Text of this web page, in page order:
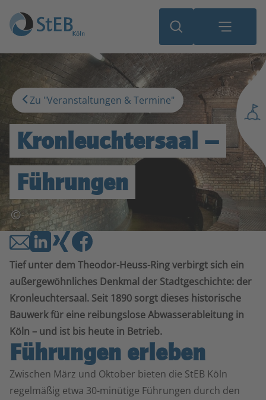
Zu "Veranstaltungen & Termine"
Kronleuchtersaal –
Führungen
©
Tief unter dem Theodor-Heuss-Ring verbirgt sich ein
außergewöhnliches Denkmal der Stadtgeschichte: der
Kronleuchtersaal. Seit 1890 sorgt dieses historische
Bauwerk für eine reibungslose Abwasserableitung in
Köln – und ist bis heute in Betrieb.
Führungen erleben
Zwischen März und Oktober bieten die StEB Köln
regelmäßig etwa 30-minütige Führungen durch den